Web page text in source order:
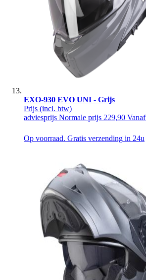
EXO-930 EVO UNI - Grijs
Prijs (incl. btw)
adviesprijs Normale prijs 229,90 Vanaf
Op voorraad. Gratis verzending in 24u